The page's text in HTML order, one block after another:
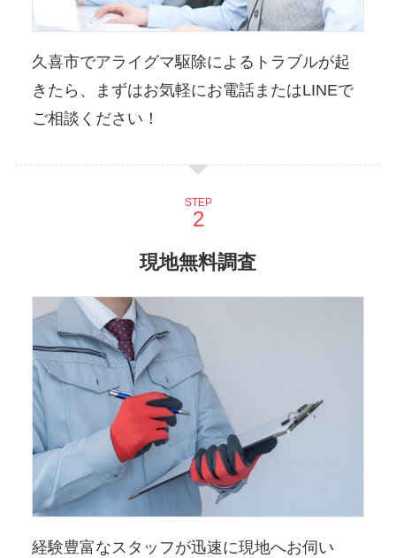
久喜市でアライグマ駆除によるトラブルが起
きたら、まずはお気軽にお電話またはLINEで
ご相談ください！
STEP
現地無料調査
経験豊富なスタッフが迅速に現地へお伺い